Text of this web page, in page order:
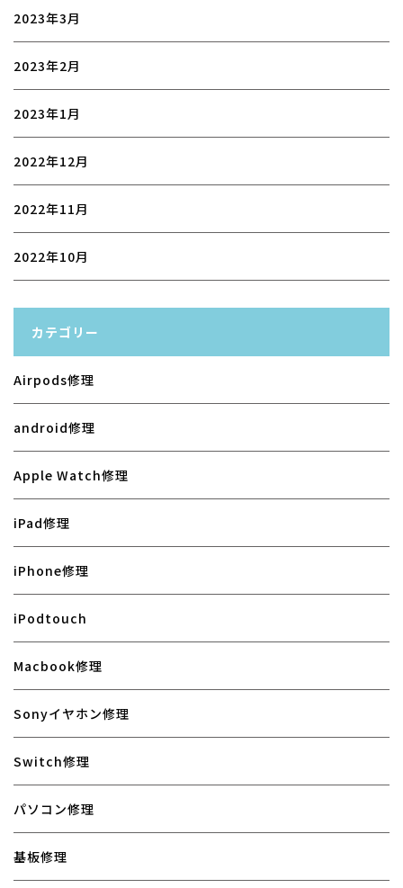
2023年3月
2023年2月
2023年1月
2022年12月
2022年11月
2022年10月
カテゴリー
Airpods修理
android修理
Apple Watch修理
iPad修理
iPhone修理
iPodtouch
Macbook修理
Sonyイヤホン修理
Switch修理
パソコン修理
基板修理